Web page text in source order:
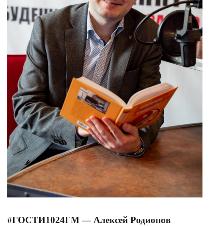
#ГОСТИ1024FM — Алексей Родионов